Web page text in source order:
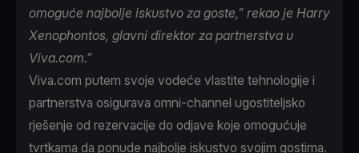
omoguće najbolje iskustvo za goste,” rekao je Harry
Xenophontos, glavni direktor za partnerstva u
Viva.com.”
Viva.com putem svoje vodeće vlastite tehnologije i
partnerstva osigurava omni-channel ugostiteljsko
rješenje od rezervacije do odjave koje omogućuje
tvrtkama da ponude najbolje iskustvo svojim gostima.